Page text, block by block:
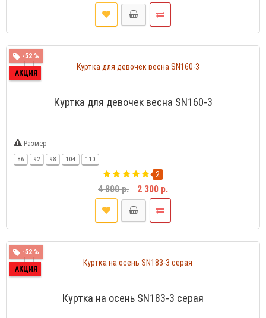
-52 %
АКЦИЯ
Куртка для девочек весна SN160-3
Размер
86 92 98 104 110
2
4 800 р. 2 300 р.
-52 %
АКЦИЯ
Куртка на осень SN183-3 серая